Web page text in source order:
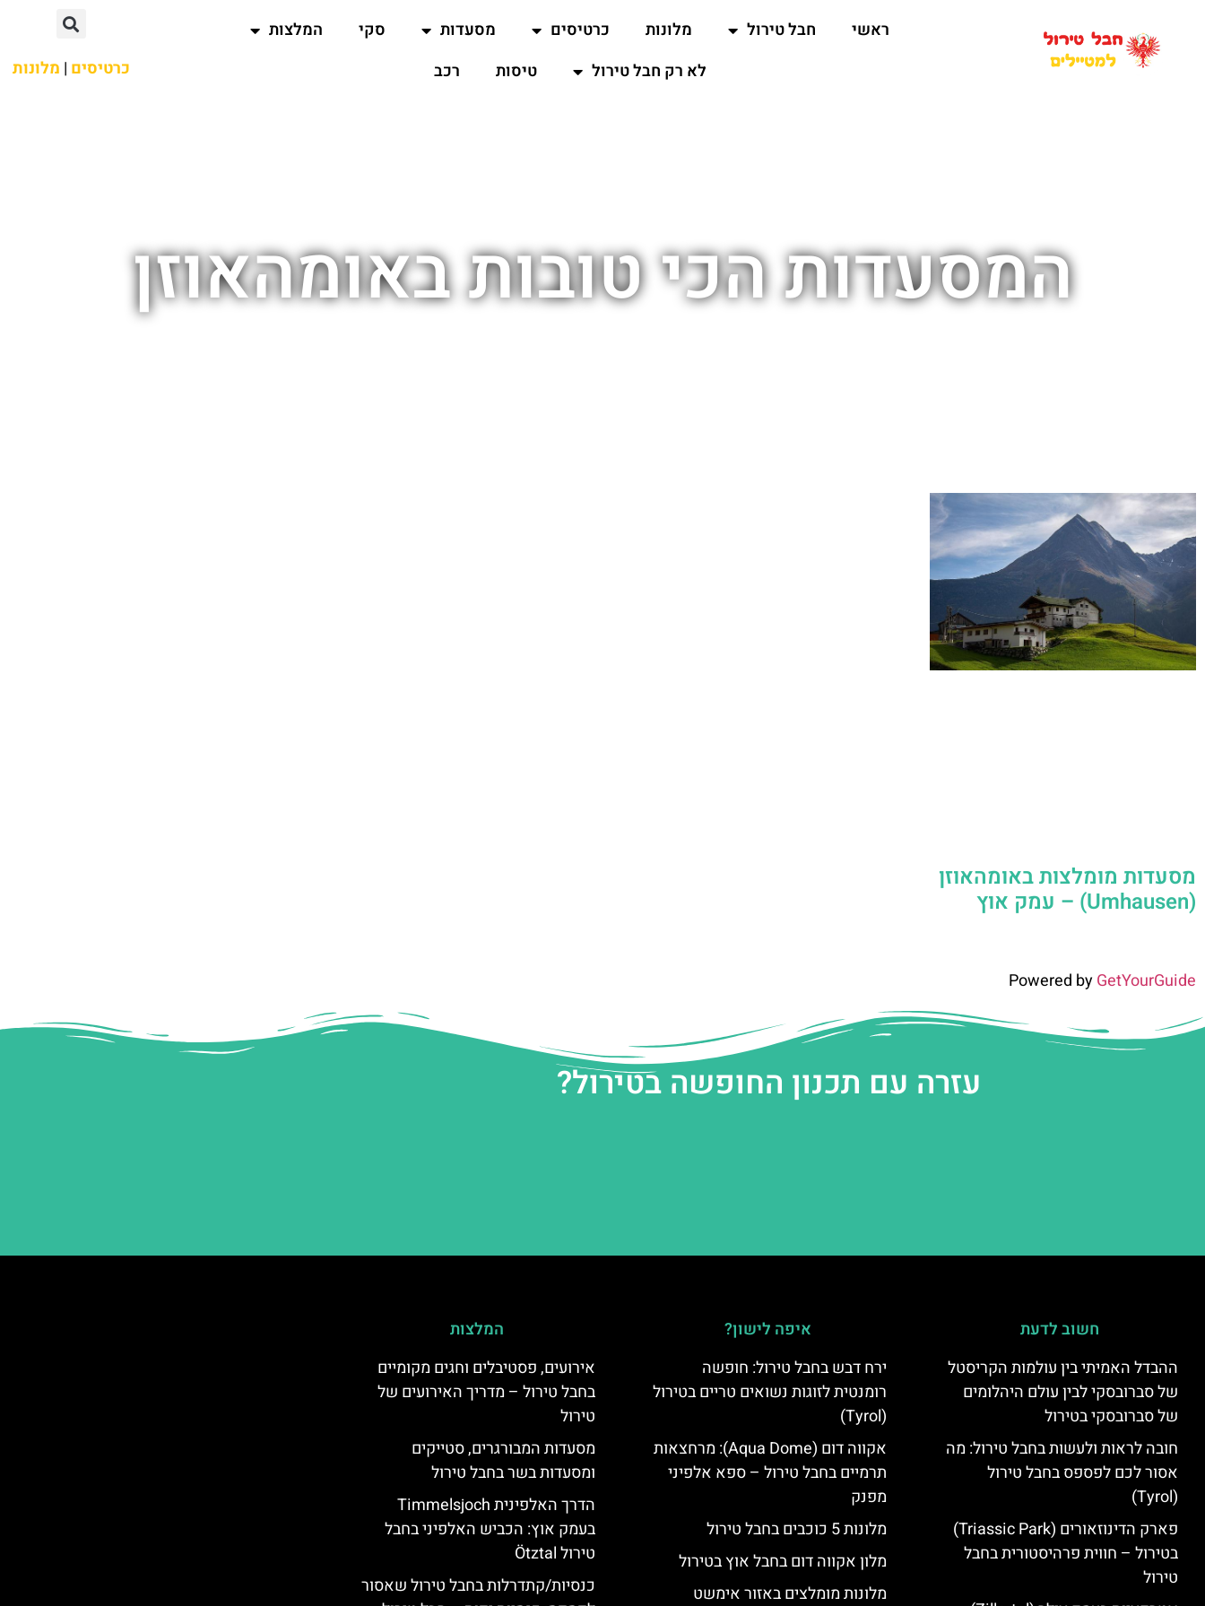
ראשי חבל טירול מלונות כרטיסים מסעדות סקי
המלצות
לא רק חבל טירול
טיסות רכב כרטיסים | מלונות
המסעדות הכי טובות באומהאוזן
מסעדות מומלצות באומהאוזן
(Umhausen) – עמק אוץ
Powered byGetYourGuide
עזרה עם תכנון החופשה בטירול?
חשוב לדעת
ההבדל האמיתי בין עולמות הקריסטל
של סברובסקי לבין עולם היהלומים
של סברובסקי בטירול
חובה לראות ולעשות בחבל טירול: מה
אסור לכם לפספס בחבל טירול
(Tyrol)
פארק הדינוזאורים (Triassic Park)
בטירול – חווית פרהיסטורית בחבל
טירול
איפה לישון?
ירח דבש בחבל טירול: חופשה
רומנטית לזוגות נשואים טריים בטירול
(Tyrol)
אקווה דום (Aqua Dome): מרחצאות
תרמיים בחבל טירול – ספא אלפיני
מפנק
מלונות 5 כוכבים בחבל טירול
מלון אקווה דום בחבל אוץ בטירול
מלונות מומלצים באזור אימשט
המלצות
אירועים, פסטיבלים וחגים מקומיים
בחבל טירול – מדריך האירועים של
טירול
מסעדות המבורגרים, סטייקים
ומסעדות בשר בחבל טירול
הדרך האלפינית Timmelsjoch
בעמק אוץ: הכביש האלפיני בחבל
טירול Ötztal
כנסיות/קתדרלות בחבל טירול שאסור